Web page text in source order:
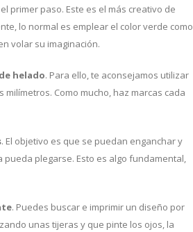
primer paso. Este es el más creativo de
lo normal es emplear el color verde como
volar su imaginación.
helado. Para ello, te aconsejamos utilizar
Como mucho, haz marcas cada
. El objetivo es que se puedan enganchar y
plegarse. Esto es algo fundamental,
. Puedes buscar e imprimir un diseño por
unas tijeras y que pinte los ojos, la